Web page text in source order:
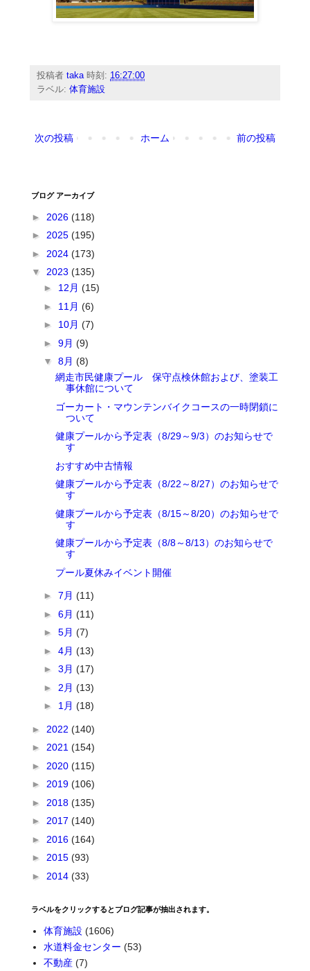
投稿者taka 時刻: 16:27:00
ラベル:体育施設
次の投稿 前の投稿
ホーム
ブログ アーカイブ
► 2026(118)
►2025(195)
► 2024(173)
▼2023(135)
► 12月(15)
► 11月(6)
► 10月(7)
►9月(9)
▼8月(8)
網走市民健康プール 保守点検休館および、塗装工
事休館について
ゴーカート・マウンテンバイクコースの一時閉鎖に
ついて
健康プールから予定表（8/29～9/3）のお知らせで
す
おすすめ中古情報
健康プールから予定表（8/22～8/27）のお知らせで
す
健康プールから予定表（8/15～8/20）のお知らせで
す
健康プールから予定表（8/8～8/13）のお知らせで
す
プール夏休みイベント開催
►7月(11)
►6月(11)
►5月(7)
►4月(13)
►3月(17)
► 2月(13)
► 1月(18)
► 2022(140)
►2021(154)
► 2020(115)
►2019(106)
► 2018(135)
►2017(140)
► 2016(164)
►2015(93)
► 2014(33)
ラベルをクリックするとブログ記事が抽出されます。
体育施設 (1606)
水道料金センター (53)
不動産 (7)